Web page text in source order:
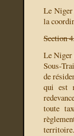
Le
la
Section
Le Niger
Sous-
de
qui est
toute
territoire.